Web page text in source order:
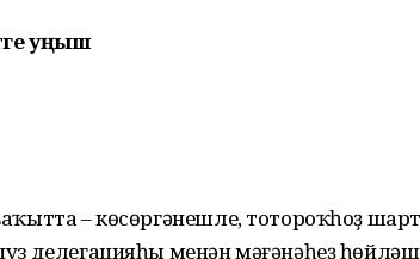
уңыш
– көсөргәнешле, тото­роҡһоҙ
делегацияһы менән мәғә­нәһеҙ